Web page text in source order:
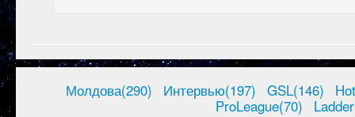
Молдова(290) Интервью(197) GSL(146)
ProLeague(70)